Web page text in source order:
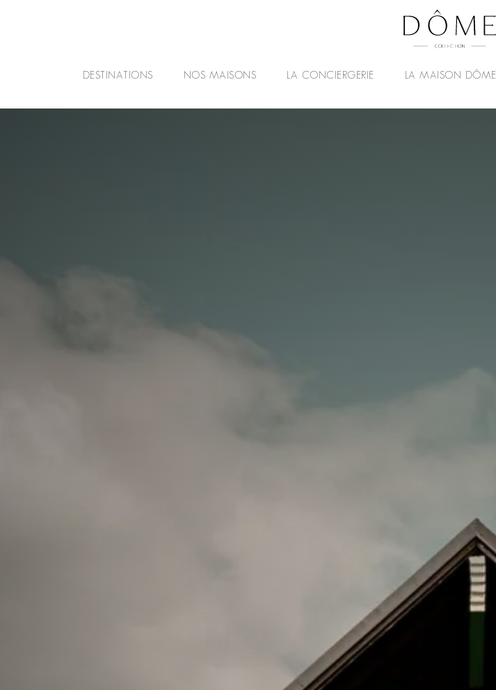
DESTINATIONS NOS MAISONS LA CONCIERGERIE LA MAISON DÔME